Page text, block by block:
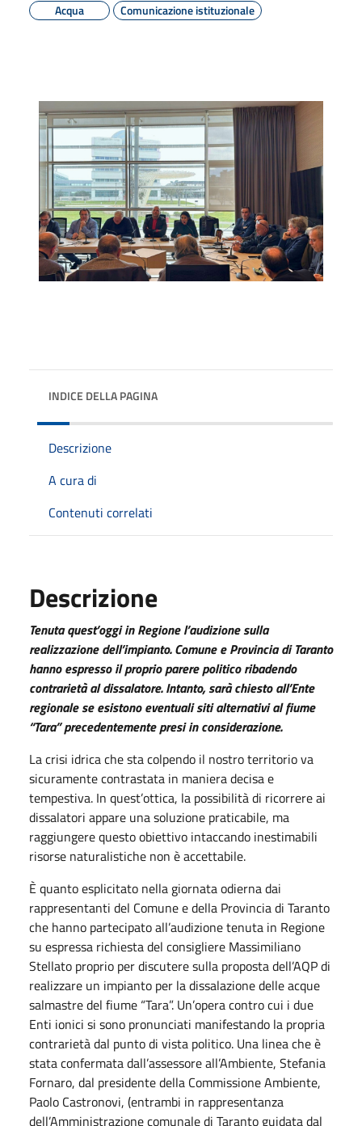
Acqua
Comunicazione istituzionale
INDICE DELLA PAGINA
Descrizione
A cura di
Contenuti correlati
Descrizione
Tenuta quest’oggi in Regione l’audizione sulla
realizzazione dell’impianto. Comune e Provincia di Taranto
hanno espresso il proprio parere politico ribadendo
contrarietà al dissalatore. Intanto, sarà chiesto all’Ente
regionale se esistono eventuali siti alternativi al fiume
“Tara” precedentemente presi in considerazione.
La crisi idrica che sta colpendo il nostro territorio va
sicuramente contrastata in maniera decisa e
tempestiva. In quest’ottica, la possibilità di ricorrere ai
dissalatori appare una soluzione praticabile, ma
raggiungere questo obiettivo intaccando inestimabili
risorse naturalistiche non è accettabile.
È quanto esplicitato nella giornata odierna dai
rappresentanti del Comune e della Provincia di Taranto
che hanno partecipato all’audizione tenuta in Regione
su espressa richiesta del consigliere Massimiliano
Stellato proprio per discutere sulla proposta dell’AQP di
realizzare un impianto per la dissalazione delle acque
salmastre del fiume “Tara”. Un’opera contro cui i due
Enti ionici si sono pronunciati manifestando la propria
contrarietà dal punto di vista politico. Una linea che è
stata confermata dall’assessore all’Ambiente, Stefania
Fornaro, dal presidente della Commissione Ambiente,
Paolo Castronovi, (entrambi in rappresentanza
dell’Amministrazione comunale di Taranto guidata dal